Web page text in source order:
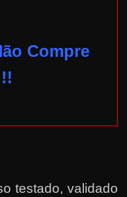
Compre
testado, validado